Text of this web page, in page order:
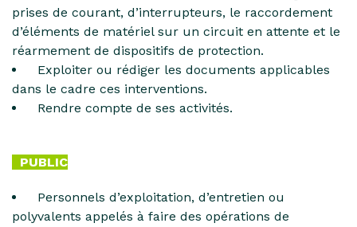
prises de courant, d’interrupteurs, le raccordement
d’éléments de matériel sur un circuit en attente et le
réarmement de dispositifs de protection.
Exploiter ou rédiger les documents applicables
dans le cadre ces interventions.
Rendre compte de ses activités.
PUBLIC
Personnels d’exploitation, d’entretien ou
polyvalents appelés à faire des opérations de